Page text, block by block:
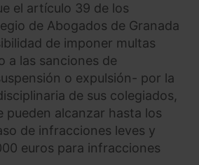
el artículo 39 de los
de Abogados de Granada
de imponer multas
a las sanciones de
o expulsión- por la
de sus colegiados,
pueden alcanzar hasta los
de infracciones leves y
euros para infracciones